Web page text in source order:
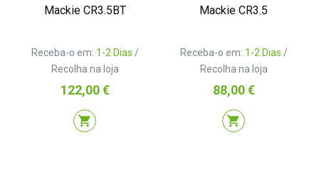
Mackie CR3.5BT
Receba-o em: 1-2 Dias /
Recolha na loja
Preço
122,00 €
shopping_cart
Mackie CR3.5
Receba-o em: 1-2 Dias /
Recolha na loja
Preço
88,00 €
shopping_cart